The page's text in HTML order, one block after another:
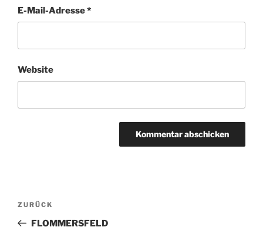
E-Mail-Adresse*
Website
Beitragsnavigation
Vorheriger
Beitrag
ZURÜCK
FLOMMERSFELD